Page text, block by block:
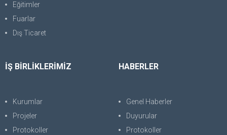
Eğitimler
Fuarlar
Dış Ticaret
İŞ BİRLİKLERİMİZ
Kurumlar
Projeler
Protokoller
HABERLER
Genel Haberler
Duyurular
Protokoller